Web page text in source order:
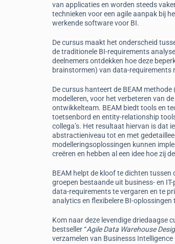
van applicaties en worden steeds
technieken voor een agile aanpak bij
werkende software voor BI.
De cursus maakt het onderscheid
de traditionele BI-requirements
deelnemers ontdekken hoe deze
brainstormen) van data-requirements
De cursus hanteert de BEAM
modelleren, voor het verbeteren van
ontwikkelteam. BEAM biedt tools en
toetsenbord en entity-relationship
collega’s. Het resultaat hiervan is dat
abstractieniveau tot en met
modelleringsoplossingen kunnen
creëren en hebben al een idee hoe zij
BEAM helpt de kloof te dichten
groepen bestaande uit business- en
data-requirements te vergaren en te
analytics en flexibelere BI-oplossingen
Kom naar deze levendige driedaagse
bestseller “Agile Data Warehouse
verzamelen van Businesss